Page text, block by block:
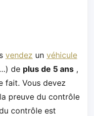
vendez un véhicule
de plus de 5 ans ,
fait. Vous devez
preuve du contrôle
contrôle est